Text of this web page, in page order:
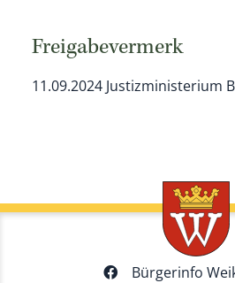
Freigabevermerk
11.09.2024 Justizministerium
Bürgerinfo